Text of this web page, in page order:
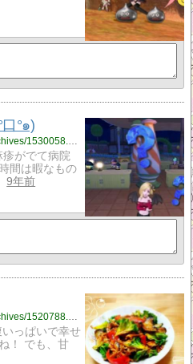
°๑)
http://blog.livedoor.jp/ayapon521/archives/1530058.html
がでて病院
間は暇なもの
9年前
http://blog.livedoor.jp/ayapon521/archives/1520788.html
っぱいで幸せ
！ でも、甘